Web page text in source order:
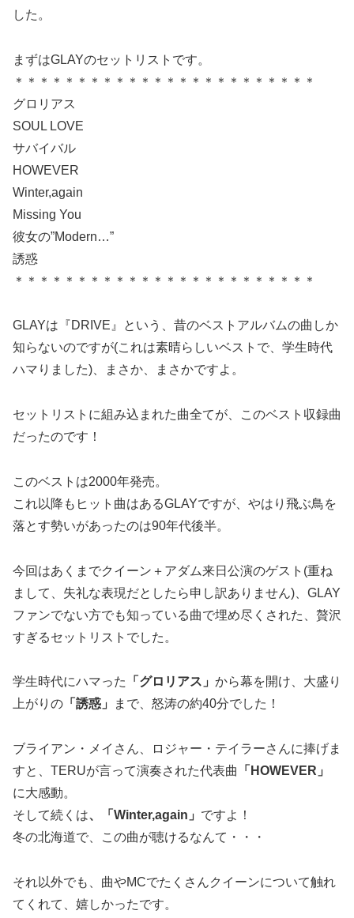
した。
まずはGLAYのセットリストです。
＊＊＊＊＊＊＊＊＊＊＊＊＊＊＊＊＊＊＊＊＊＊＊＊
グロリアス
SOUL LOVE
サバイバル
HOWEVER
Winter,again
Missing You
彼女の”Modern…”
誘惑
＊＊＊＊＊＊＊＊＊＊＊＊＊＊＊＊＊＊＊＊＊＊＊＊
GLAYは『DRIVE』という、昔のベストアルバムの曲しか
知らないのですが(これは素晴らしいベストで、学生時代
ハマりました)、まさか、まさかですよ。
セットリストに組み込まれた曲全てが、このベスト収録曲
だったのです！
このベストは2000年発売。
これ以降もヒット曲はあるGLAYですが、やはり飛ぶ鳥を
落とす勢いがあったのは90年代後半。
今回はあくまでクイーン＋アダム来日公演のゲスト(重ね
まして、失礼な表現だとしたら申し訳ありません)、GLAY
ファンでない方でも知っている曲で埋め尽くされた、贅沢
すぎるセットリストでした。
学生時代にハマった 「グロリアス」 から幕を開け、大盛り
上がりの 「誘惑」 まで、怒涛の約40分でした！
ブライアン・メイさん、ロジャー・テイラーさんに捧げま
すと、TERUが言って演奏された代表曲
「HOWEVER」
に大感動。
そして続くは、「Winter,again」 ですよ！
冬の北海道で、この曲が聴けるなんて・・・
それ以外でも、曲やMCでたくさんクイーンについて触れ
てくれて、嬉しかったです。